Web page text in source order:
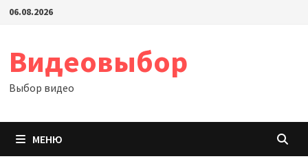
Перейти
06.08.2026
Видеовыбор
Выбор видео
МЕНЮ